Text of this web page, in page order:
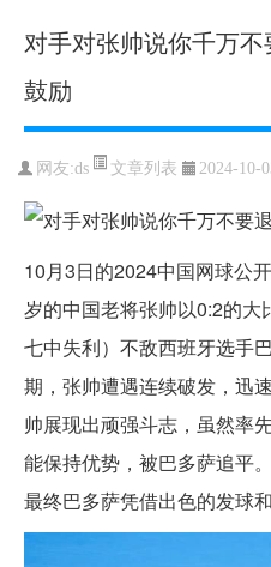
对手对张帅说你千万
鼓励
网友:ds 文章列表 2024-10-
10月3日的2024中国网球公
岁的中国老将张帅以0:2的
七中失利）不敌西班牙选手
期，张帅遭遇连续破发，迅
帅展现出顽强斗志，虽然率
能保持优势，被巴多萨追平
最终巴多萨凭借出色的发球